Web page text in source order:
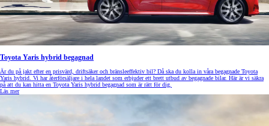
Toyota Yaris hybrid begagnad
Är du på jakt efter en prisvärd, driftsäker och bränsleeffektiv bil? Då ska du kolla in våra begagnade Toyota
Yaris hybrid. Vi har återförsäljare i hela landet som erbjuder ett brett utbud av begagnade bilar. Här är vi säkra
på att du kan hitta en Toyota Yaris hybrid begagnad som är rätt för dig.
Läs mer